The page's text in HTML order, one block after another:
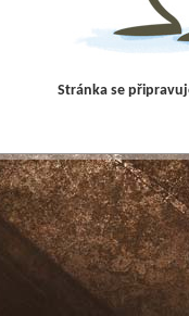
Stránka se